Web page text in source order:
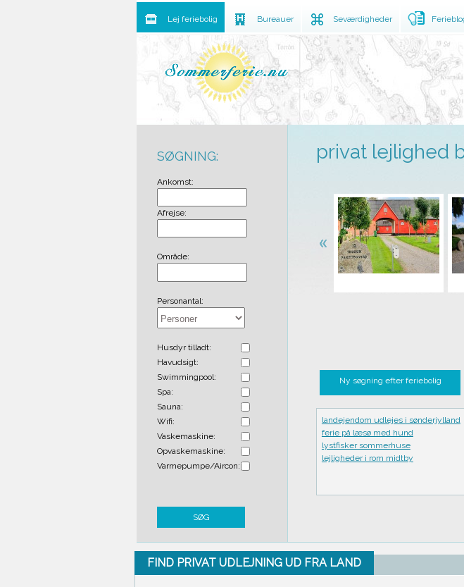
privat lejlighed
Ny søgning efter feriebolig
landejendom udlejes i sønderjylland
ferie på læsø med hund
lystfisker sommerhuse
lejligheder i rom midtby
SØGNING:
Ankomst:
Afrejse:
Område:
Personantal:
Husdyr tilladt:
Havudsigt:
Swimmingpool:
Spa:
Sauna:
Wifi:
Vaskemaskine:
Opvaskemaskine:
Varmepumpe/Aircon:
SØG
FIND PRIVAT UDLEJNING UD FRA LAND
Lej feriebolig Bureauer Seværdigheder